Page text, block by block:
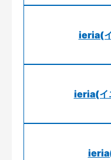
ieria(
ieria(イ